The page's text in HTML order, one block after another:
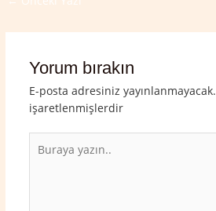
Yorum bırakın
E-posta adresiniz yayınlanmayacak.
işaretlenmişlerdir
yazın..